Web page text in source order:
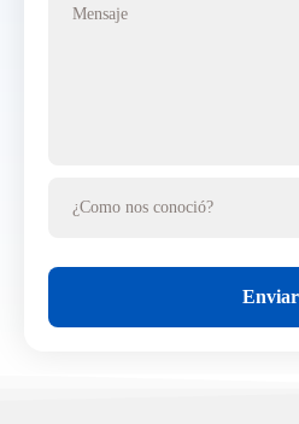
Mensaje
¿Como nos conoció?